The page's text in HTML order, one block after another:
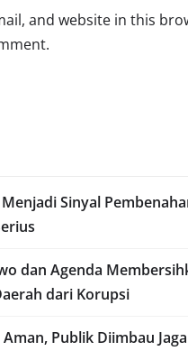
and website in this
Sinyal
dan Agenda
dari Korupsi
Publik Diimbau Jaga